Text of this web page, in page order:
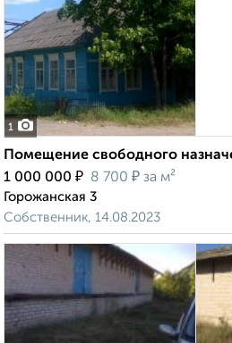
1
Помещение свободного
1 000 000 ₽ 8 700 ₽ за м²
Горожанская 3
Собственник, 14.08.2023